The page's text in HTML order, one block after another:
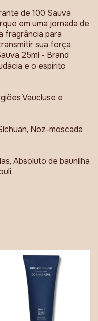
de 100 Sauva
em uma jornada de
fragrância para
sua força
25ml - Brand
e o espírito
Vaucluse e
Noz-moscada
Absoluto de baunilha